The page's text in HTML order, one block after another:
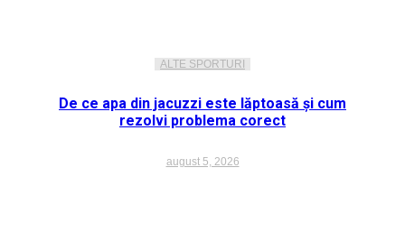
ALTE SPORTURI
De ce apa din jacuzzi este lăptoasă și cum
rezolvi problema corect
august 5, 2026